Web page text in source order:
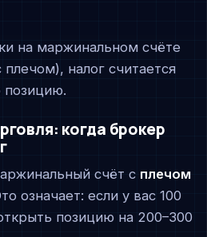
на маржинальном счёте
налог считается
позицию.
когда брокер
счёт с плечом
означает: если у вас 100
позицию на 200–300